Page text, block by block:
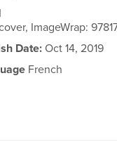
ImageWrap:
Date:Oct 14, 2019
French